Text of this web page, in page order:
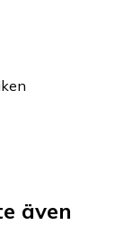
även